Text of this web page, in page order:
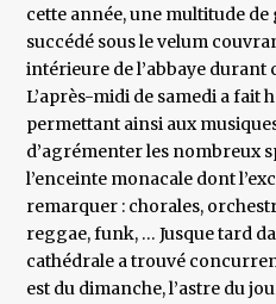
cette année, une multitude
succédé sous le velum
intérieure de l’abbaye durant
L’après-midi de samedi a fait
permettant ainsi aux
d’agrémenter les nombreux
l’enceinte monacale dont
remarquer : chorales,
reggae, funk, … Jusque tard
cathédrale a trouvé
est du dimanche, l’astre du